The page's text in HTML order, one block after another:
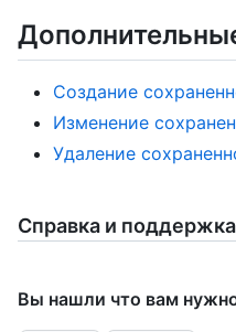
Создание
Изменение
Удаление
Справка и поддержка
Вы нашли что вам